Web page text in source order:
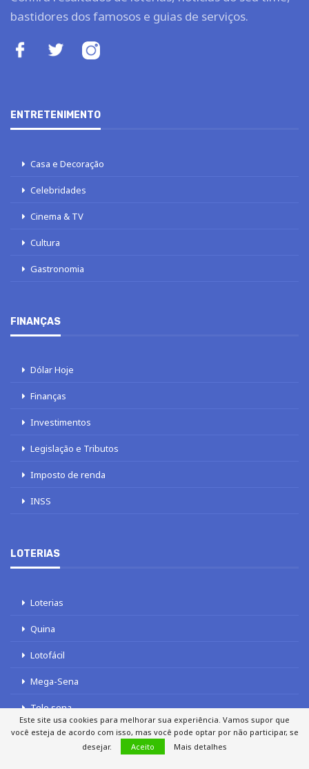
bastidores dos famosos e guias de serviços.
ENTRETENIMENTO
Casa e Decoração
Celebridades
Cinema & TV
Cultura
Gastronomia
FINANÇAS
Dólar Hoje
Finanças
Investimentos
Legislação e Tributos
Imposto de renda
INSS
LOTERIAS
Loterias
Quina
Lotofácil
Mega-Sena
Tele sena
Este site usa cookies para melhorar sua experiência. Vamos supor que
você esteja de acordo com isso, mas você pode optar por não participar, se
desejar.
Aceito Mais detalhes